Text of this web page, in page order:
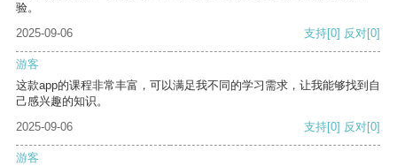
验。
2025-09-06
支持[0] 反对[0]
游客
这款app的课程非常丰富，可以满足我不同的学习需求，让我能够找到自
己感兴趣的知识。
2025-09-06
支持[0] 反对[0]
游客